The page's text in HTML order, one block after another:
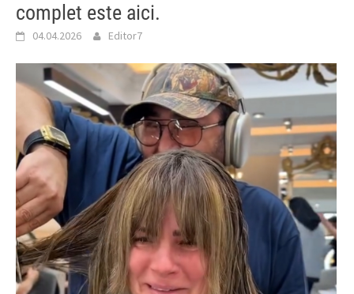
complet este aici.
04.04.2026 Editor7